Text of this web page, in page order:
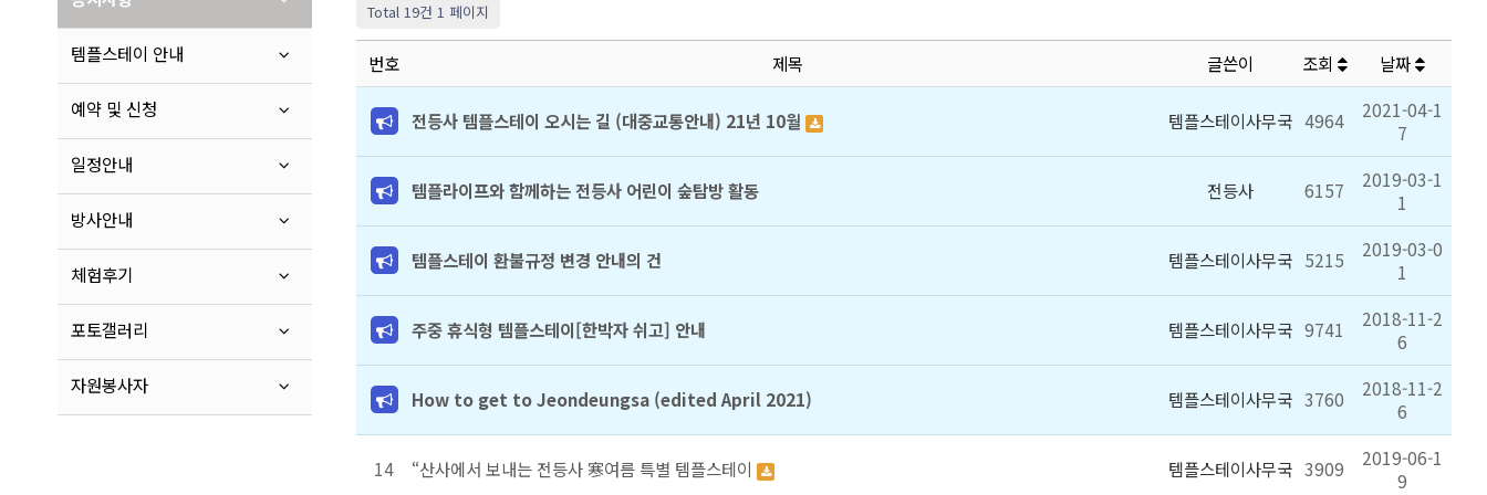
템플스테이 안내
예약 및 신청
일정안내
방사안내
체험후기
포토갤러리
자원봉사자
Total 19건 1 페이지
번호 제목 글쓴이 조회 날짜
전등사 템플스테이 오시는 길 (대중교통안내) 21년 10월 템플스테이사무국 4964
2021-04-1
7
템플라이프와 함께하는 전등사 어린이 숲탐방 활동 전등사 6157
2019-03-1
1
템플스테이 환불규정 변경 안내의 건 템플스테이사무국 5215
2019-03-0
1
주중 휴식형 템플스테이[한박자 쉬고] 안내 템플스테이사무국 9741
2018-11-2
6
How to get to Jeondeungsa (edited April 2021) 템플스테이사무국 3760
2018-11-2
6
14 “산사에서 보내는 전등사 寒여름 특별 템플스테이 템플스테이사무국 3909
2019-06-1
9